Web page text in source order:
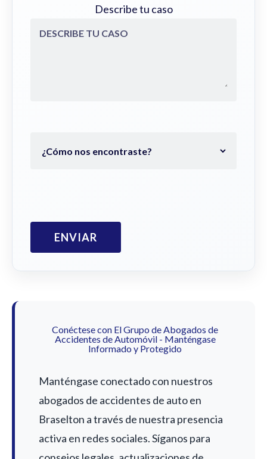
Describe tu caso
Conéctese con El Grupo de Abogados de
Accidentes de Automóvil - Manténgase
Informado y Protegido
Manténgase conectado con nuestros
abogados de accidentes de auto en
Braselton a través de nuestra presencia
activa en redes sociales. Síganos para